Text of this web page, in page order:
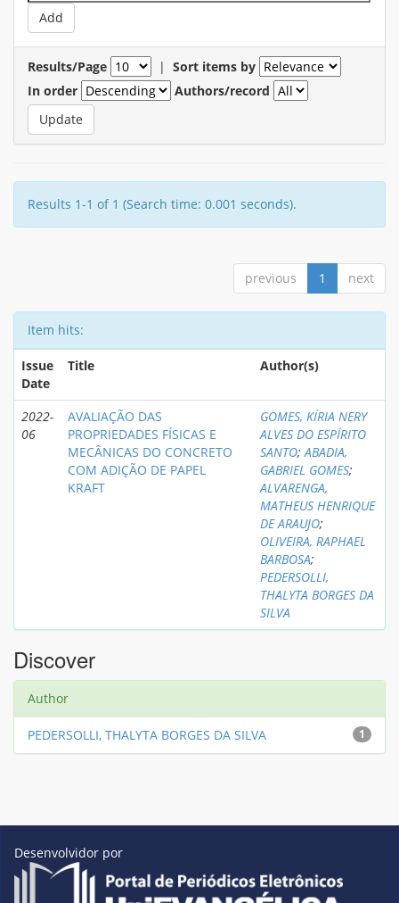
Results/Page | Sort items by
In order
Authors/record
Results 1-1 of 1 (Search time: 0.001 seconds).
previous 1 next
Item hits:
Issue
Date
Title Author(s)
2022-
06
AVALIAÇÃO DAS
PROPRIEDADES FÍSICAS E
MECÂNICAS DO CONCRETO
COM ADIÇÃO DE PAPEL
KRAFT
GOMES, KÍRIA NERY
ALVES DO ESPÍRITO
SANTO;ABADIA,
GABRIEL GOMES;
ALVARENGA,
MATHEUS HENRIQUE
DE ARAUJO;
OLIVEIRA, RAPHAEL
BARBOSA;
PEDERSOLLI,
THALYTA BORGES DA
SILVA
Discover
Author
1
PEDERSOLLI, THALYTA BORGES DA SILVA
Desenvolvidor por